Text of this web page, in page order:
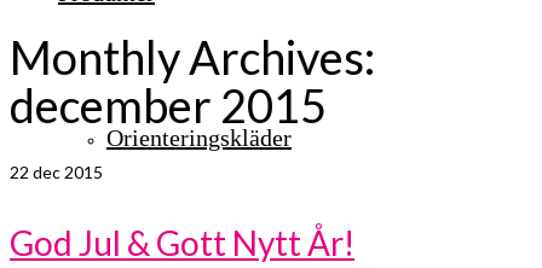
Orienteringskläder
Monthly Archives:
december 2015
22 dec 2015
God Jul & Gott Nytt År!